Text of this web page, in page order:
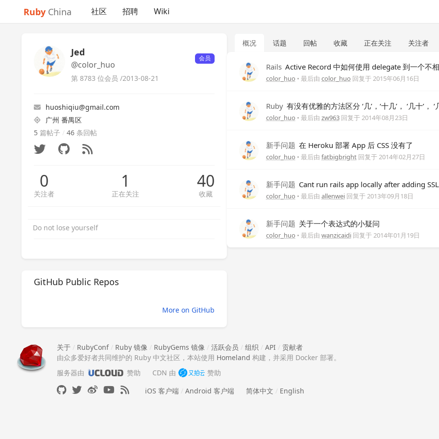
Ruby China 社区 招聘 Wiki
Jed
@color_huo
会员
第 8783 位会员 /2013-08-21
huoshiqiu@gmail.com
广州 番禺区
5 篇帖子 / 46 条回帖
0
关注者
1
正在关注
40
收藏
Do not lose yourself
GitHub Public Repos
More on GitHub
概况 话题 回帖 收藏 正在关注 关注者
Rails Active Record 中如何使用 delegate 到一个不
color_huo • 最后由 color_huo 回复于2015年06月16日
Ruby 有没有优雅的方法区分 ‘几’，‘十几’， ‘几十’，
color_huo • 最后由 zw963回复于2014年08月23日
新手问题 在 Heroku 部署 App 后 CSS 没有了
color_huo • 最后由 fatbigbright回复于2014年02月27日
新手问题 Cant run rails app locally after adding
color_huo • 最后由 allenwei回复于2013年09月18日
新手问题 关于一个表达式的小疑问
color_huo • 最后由 wanzicaidi回复于2014年01月19日
关于 / RubyConf/ Ruby 镜像 / RubyGems 镜像 / 活跃会员 / 组织 / API / 贡献者
由众多爱好者共同维护的 Ruby 中文社区，本站使用 Homeland 构建，并采用 Docker 部署。
服务器由
赞助 CDN 由
赞助
iOS 客户端 / Android 客户端 简体中文 / English